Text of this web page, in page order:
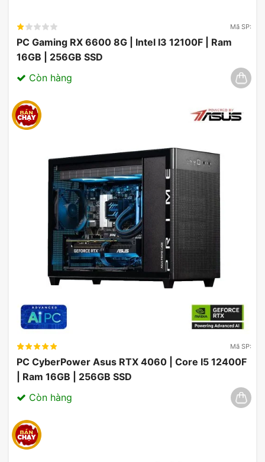
Bộ nguồn máy tính Asus ROG Strix AURA
1000W 80 Plus Gold
Đầu tư vào một bộ nguồn chất lượng cao, công
suất thực chưa bao giờ là phung phí. Với việc trang
bị một bộ nguồn chất lượng cao, công suất thực
1000W và hiệu suất đạt chuẩn 80 Plus Gold với
toàn bộ dây cáp rời, bộ máy của bạn sẽ luôn đạt
điện cũng như sử dụng hiệu quả điện năng nhất có
thể.
Mã SP:
PC Gaming RX 6600 8G | Intel I3 12100F | Ram
16GB | 256GB SSD
Còn hàng
Mã SP:
PC CyberPower Asus RTX 4060 | Core I5 12400F
| Ram 16GB | 256GB SSD
Còn hàng